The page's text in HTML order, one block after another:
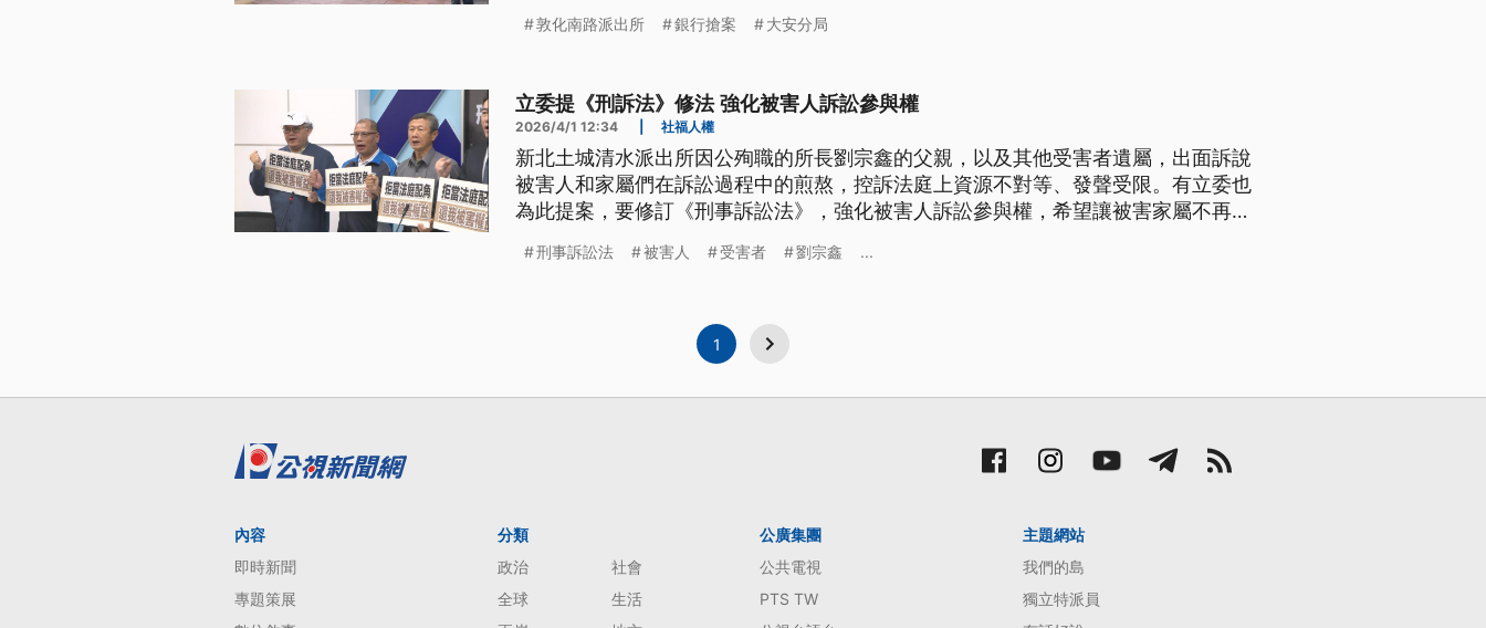
敦化南路派出所 銀行搶案 大安分局
立委提《刑訴法》修法 強化被害人訴訟參與權
2026/4/1 12:34 社福人權
新北土城清水派出所因公殉職的所長劉宗鑫的父親，以及其他受害者遺屬，出面訴說
被害人和家屬們在訴訟過程中的煎熬，控訴法庭上資源不對等、發聲受限。有立委也
為此提案，要修訂《刑事訴訟法》，強化被害人訴訟參與權，希望讓被害家屬不再是
刑事訴訟法 被害人 受害者 劉宗鑫 ...
1
內容
即時新聞
專題策展
分類
政治
社會
全球
生活
公廣集團
公共電視
PTS TW
主題網站
我們的島
獨立特派員